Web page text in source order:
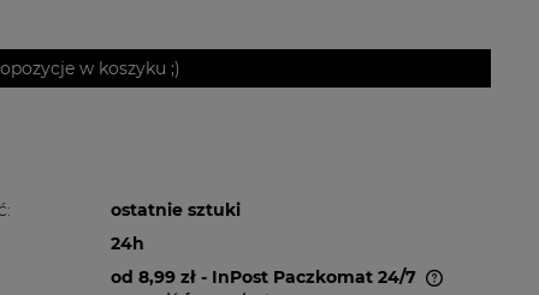
w koszyku ;)
ostatnie sztuki
24h
od 8,99 zł - InPost Paczkomat 24/7